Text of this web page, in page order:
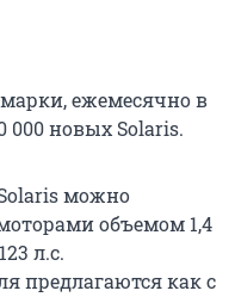
ежемесячно в
000 новых Solaris.
можно
объемом 1,4
л.с.
предлагаются как с